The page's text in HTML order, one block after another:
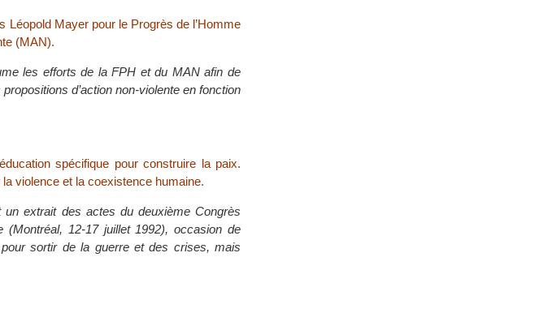
Léopold Mayer pour le Progrès de l’Homme
(MAN).
les efforts de la FPH et du MAN afin de
d’action non-violente en fonction
spécifique pour construire la paix.
violence et la coexistence humaine.
extrait des actes du deuxième Congrès
12-17 juillet 1992), occasion de
sortir de la guerre et des crises, mais